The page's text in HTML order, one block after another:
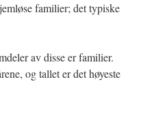
familier; det typiske
av disse er familier.
og tallet er det høyeste